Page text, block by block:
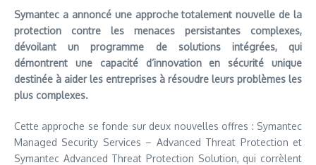
Symantec a annoncé une approche totalement nouvelle de la
protection contre les menaces persistantes complexes,
dévoilant un programme de solutions intégrées, qui
démontrent une capacité d’innovation en sécurité unique
destinée à aider les entreprises à résoudre leurs problèmes les
plus complexes.
Cette approche se fonde sur deux nouvelles offres : Symantec
Managed Security Services – Advanced Threat Protection et
Symantec Advanced Threat Protection Solution, qui corrèlent